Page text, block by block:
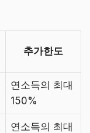
추가한도
연소득의 최대
150%
연소득의 최대